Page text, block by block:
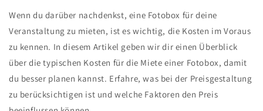
Wenn du darüber nachdenkst, eine Fotobox für deine
Veranstaltung zu mieten, ist es wichtig, die Kosten im Voraus
zu kennen. In diesem Artikel geben wir dir einen Überblick
über die typischen Kosten für die Miete einer Fotobox, damit
du besser planen kannst. Erfahre, was bei der Preisgestaltung
zu berücksichtigen ist und welche Faktoren den Preis